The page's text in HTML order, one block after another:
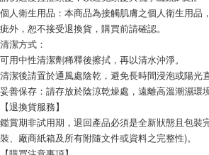
個人衛生用品：本商品為接觸肌膚之個人衛生用品
疵外，恕不接受退換貨，購買前請確認。
清潔方式：
可用中性清潔劑稀釋後擦拭，再以清水沖淨。
清潔後請置於通風處陰乾，避免長時間浸泡或陽光直
妥善保存：請存放於陰涼乾燥處，遠離高溫潮濕環境
【退換貨服務】
鑑賞期非試用期，退回產品必須是全新狀態且包裝
裝、廠商紙箱及所有附隨文件或資料之完整性)。